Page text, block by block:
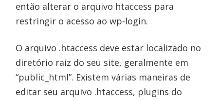
então alterar o arquivo htaccess para
restringir o acesso ao wp-login.
O arquivo .htaccess deve estar localizado no
diretório raiz do seu site, geralmente em
“public_html”. Existem várias maneiras de
editar seu arquivo .htaccess, plugins do